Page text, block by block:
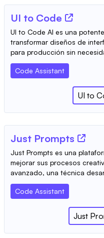
UI to Code
UI to Code AI es una
transformar diseños de
para producción sin
Code Assistant
UI to
Just Prompts
Just Prompts es una
mejorar sus procesos
avanzado, una técnica
Code Assistant
Just